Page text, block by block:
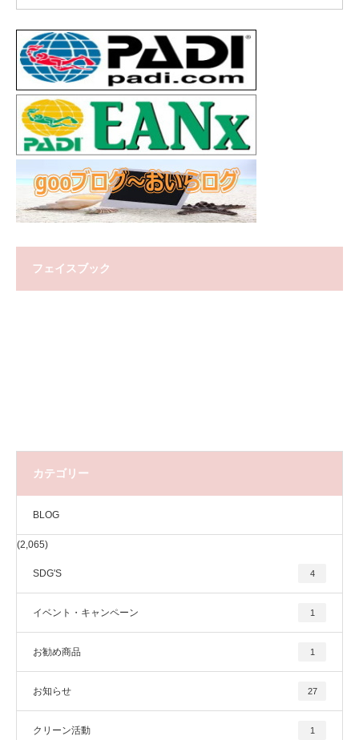
フェイスブック
カテゴリー
BLOG
(2,065)
SDG'S 4
イベント・キャンペーン 1
お勧め商品 1
お知らせ 27
クリーン活動 1